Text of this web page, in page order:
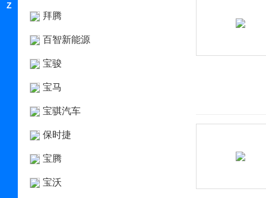
Z
拜腾
百智新能源
宝骏
宝马
宝骐汽车
保时捷
宝腾
宝沃